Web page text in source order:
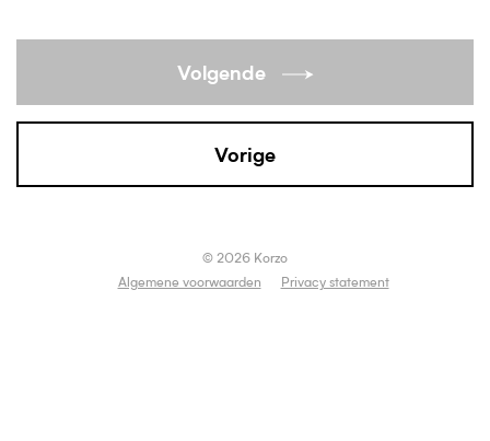
Vorige
Volgende
© 2026 Korzo
Algemene voorwaarden
Privacy statement